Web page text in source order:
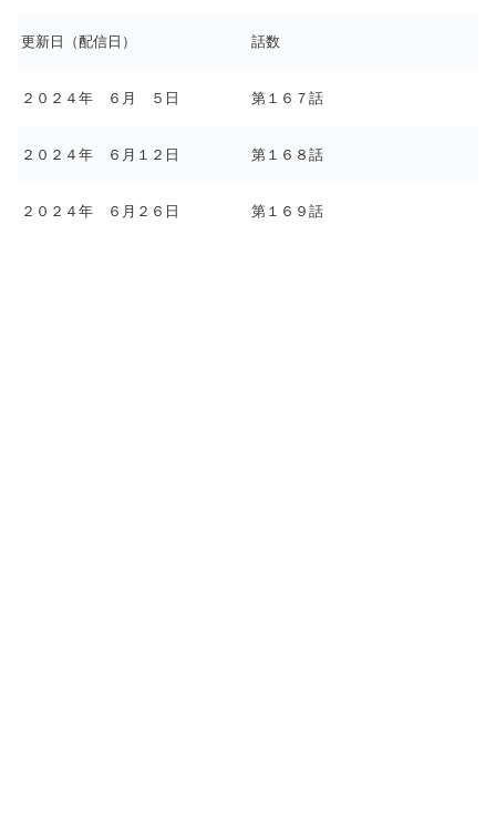
更新日（配信日） 話数
２０２４年 ６月 ５日 第１６７話
２０２４年 ６月１２日 第１６８話
２０２４年 ６月２６日 第１６９話